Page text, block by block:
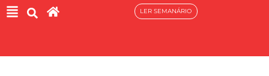
LER SEMANÁRIO